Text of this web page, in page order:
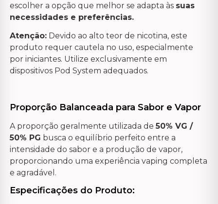
escolher a opção que melhor se adapta às suas
necessidades e preferências.
Atenção: Devido ao alto teor de nicotina, este
produto requer cautela no uso, especialmente
por iniciantes. Utilize exclusivamente em
dispositivos Pod System adequados.
Proporção Balanceada para Sabor e Vapor
A proporção geralmente utilizada de50% VG /
50% PG busca o equilíbrio perfeito entre a
intensidade do sabor e a produção de vapor,
proporcionando uma experiência vaping completa
e agradável.
Especificações do Produto: